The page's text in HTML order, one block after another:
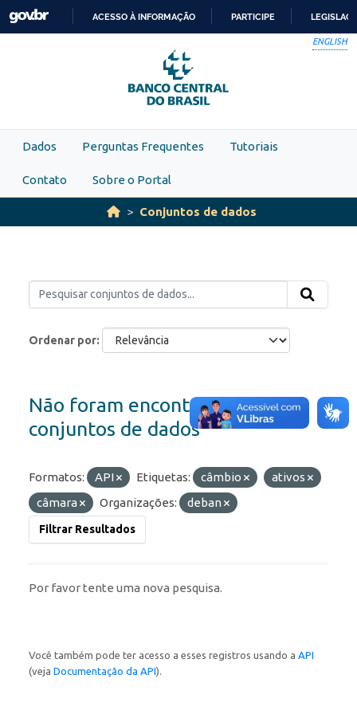
Skip to main content
PARA
O
CONTEÚDO
ACESSO À INFORMAÇÃO PARTICIPE
ENGLISH
Dados Perguntas Frequentes Tutoriais
Contato Sobre o Portal
Conjuntos de dados
Ordenar por
Não foram encontrados
conjuntos de dados
Formatos: API Etiquetas: câmbio
ativos
câmara
Organizações: deban
Filtrar Resultados
Por favor tente uma nova pesquisa.
Você também pode ter acesso a esses registros usando a API
(veja Documentação da API).